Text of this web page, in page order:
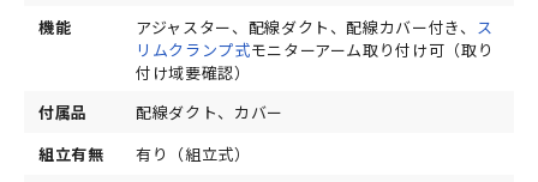
機能
アジャスター、配線ダクト、配線カバー付き、
ス
リムクランプ式モニターアーム取り付け可（取り
付け域要確認）
付属品
配線ダクト、カバー
組立有無
有り（組立式）